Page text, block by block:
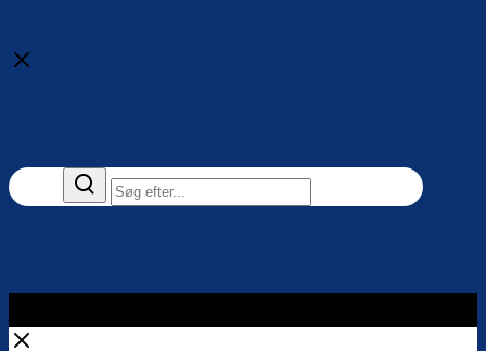
Close
Close